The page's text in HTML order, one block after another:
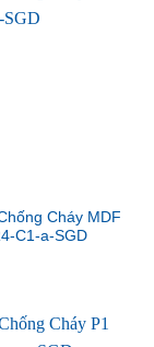
Cháy MDF
C1-a-SGD